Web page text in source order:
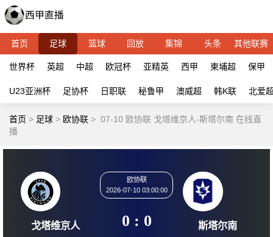
首页 足球 篮球 回放 集锦 头条 其他联赛
世界杯 英超 中超 欧冠杯 亚精英 西甲 柬埔超 保甲
U23亚洲杯 足协杯 日职联 秘鲁甲 澳威超 韩K联 北爱
首页 > 足球 > 欧协联 > 07-10 欧协联 戈塔维京人-斯塔尔南 在线直
播
2026-07-10 03:00:00